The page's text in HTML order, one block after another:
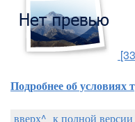
Подробнее об условиях
вверх^ к полной версии